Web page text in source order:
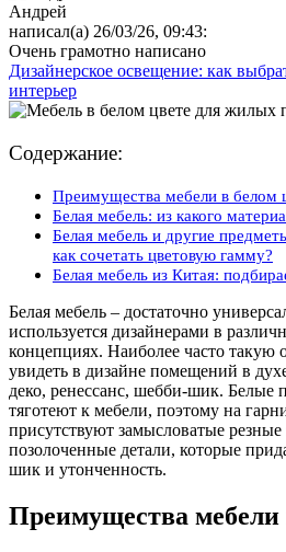
Андрей
написал(а) 26/03/26, 09:43:
Очень грамотно написано
Дизайнерское освещение: как
интерьер
Содержание:
Преимущества мебели в белом
Белая мебель: из какого
Белая мебель и другие
как сочетать цветовую гамму?
Белая мебель из Китая:
Белая мебель – достаточно
используется дизайнерами в
концепциях. Наиболее часто такую
увидеть в дизайне помещений в
деко, ренессанс, шебби-шик. Белые
тяготеют к мебели, поэтому на
присутствуют замысловатые
позолоченные детали, которые
шик и утонченность.
Преимущества мебели